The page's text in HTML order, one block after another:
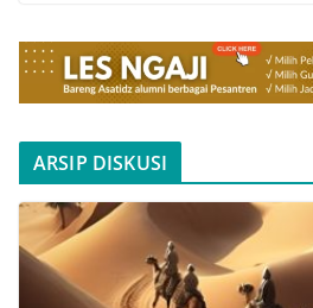
ARSIP DISKUSI